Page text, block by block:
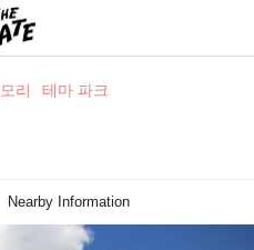
리 테마 파크
Nearby Information